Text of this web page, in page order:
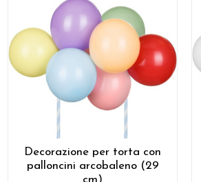
Decorazione per torta con
palloncini arcobaleno (29